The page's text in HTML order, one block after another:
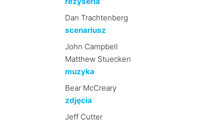
Dan Trachtenberg
scenariusz
John Campbell
Matthew Stuecken
muzyka
Bear McCreary
zdjęcia
Jeff Cutter